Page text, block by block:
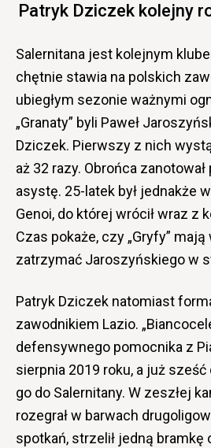
Patryk Dziczek kolejny
Salernitana jest kolejnym
chętnie stawia na polskich
ubiegłym sezonie ważnymi
„Granaty” byli Paweł
Dziczek. Pierwszy z nich
aż 32 razy. Obrońca
asystę. 25-latek był jednakże
Genoi, do której wrócił wraz z
Czas pokaże, czy „Gryfy” mają
zatrzymać Jaroszyńskiego w
Patryk Dziczek natomiast
zawodnikiem Lazio.
defensywnego pomocnika z
sierpnia 2019 roku, a już sześć
go do Salernitany. W zeszłej
rozegrał w barwach
spotkań, strzelił jedną bramkę